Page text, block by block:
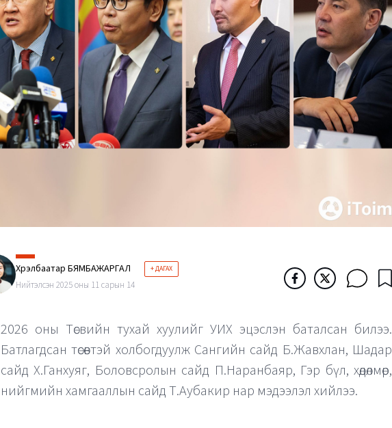
Хүрэлбаатар БЯМБАЖАРГАЛ + ДАГАХ
Нийтэлсэн 2025 оны 11 сарын 14
2026 оны Төсвийн тухай хуулийг УИХ эцэслэн баталсан билээ.
Батлагдсан төсөвтэй холбогдуулж Сангийн сайд Б.Жавхлан, Шадар
сайд Х.Ганхуяг, Боловсролын сайд П.Наранбаяр, Гэр бүл, хөдөлмөр,
нийгмийн хамгааллын сайд Т.Аубакир нар мэдээлэл хийлээ.